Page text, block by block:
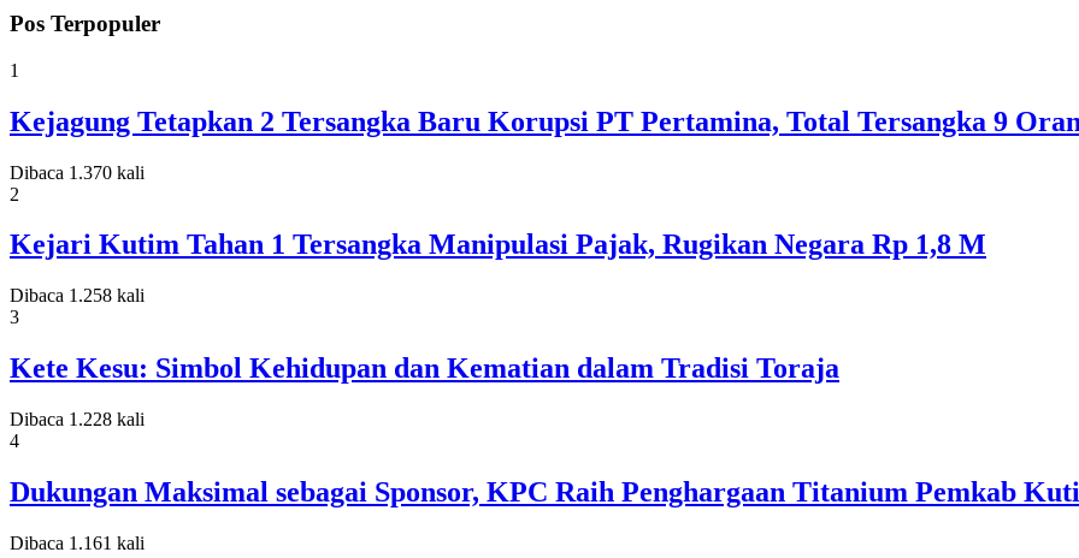
Pos Terpopuler
1
Kejagung Tetapkan 2 Tersangka Baru Korupsi PT Pertamina, Total Tersangka 9
Dibaca 1.370 kali
2
Kejari Kutim Tahan 1 Tersangka Manipulasi Pajak, Rugikan Negara Rp 1,8 M
Dibaca 1.258 kali
3
Kete Kesu: Simbol Kehidupan dan Kematian dalam Tradisi Toraja
Dibaca 1.228 kali
4
Dukungan Maksimal sebagai Sponsor, KPC Raih Penghargaan Titanium Pemkab
Dibaca 1.161 kali